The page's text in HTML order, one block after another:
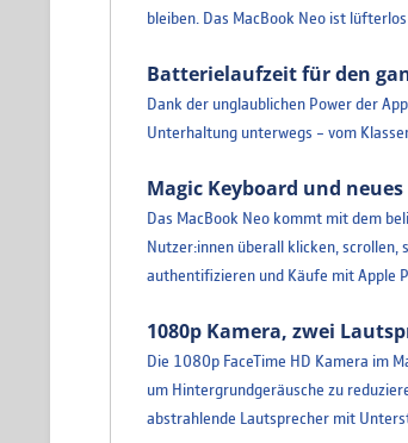
bleiben. Das MacBook Neo ist
Batterielaufzeit für den
Dank der unglaublichen Power der
Unterhaltung unterwegs – vom
Magic Keyboard und
Das MacBook Neo kommt mit dem
Nutzer:innen überall klicken, scrollen,
authentifizieren und Käufe mit Apple
1080p Kamera, zwei
Die 1080p FaceTime HD Kamera im
um Hintergrundgeräusche zu
abstrahlende Lautsprecher mit